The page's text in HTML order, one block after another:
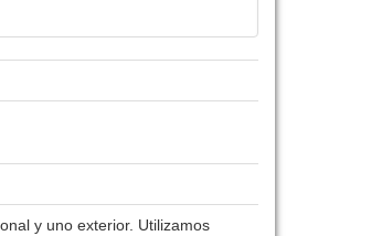
y uno exterior. Utilizamos